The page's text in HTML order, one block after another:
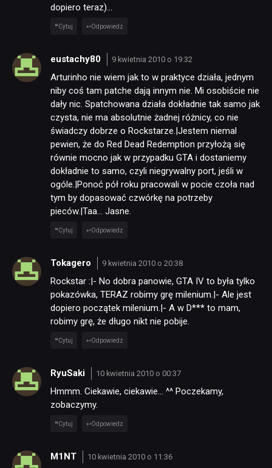
dopiero teraz)…
Cytuj Odpowiedz
eustachy80 9 kwietnia 2010 o 19:32
Arturinho nie wiem jak to w praktyce działa, jednym
niby coś tam patche dają innym nie. Mi osobiście nie
dały nic. Spatchowana działa dokładnie tak samo jak
czysta, nie ma absolutnie żadnej różnicy, co nie
świadczy dobrze o Rockstarze.|Jestem niemal
pewien, że do Red Dead Redemption przyłożą się
równie mocno jak w przypadku GTA i dostaniemy
dokładnie to samo, czyli niegrywalny port, jeśli w
ogóle.|Ponoć pół roku pracowali w pocie czoła nad
tym by dopasować czwórkę na potrzeby
pieców.|Taa… Jasne.
Cytuj Odpowiedz
Tokagero 9 kwietnia 2010 o 20:38
Rockstar :|- No dobra panowie, GTA IV to była tylko
pokazówka, TERAZ robimy grę milenium.|- Ale jest
dopiero początek milenium.|- A w D*** to mam,
robimy grę, że długo nikt nie pobije.
Cytuj Odpowiedz
RyuSaki 10 kwietnia 2010 o 00:37
Hmmm. Ciekawie, ciekawie… ^^ Poczekamy,
zobaczymy.
Cytuj Odpowiedz
M1NT 10 kwietnia 2010 o 11:36